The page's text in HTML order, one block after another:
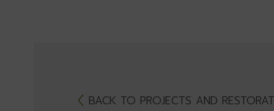
BACK TO PROJECTS AND